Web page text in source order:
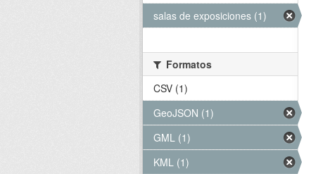
salas de exposiciones (1)
Formatos
CSV (1)
GeoJSON (1)
GML (1)
KML (1)